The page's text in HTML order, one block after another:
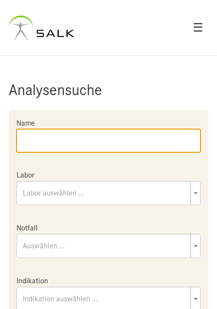
☰
Analysensuche
Name
Labor
Labor auswählen ...
Notfall
Auswählen ...
Indikation
Indikation auswählen ...